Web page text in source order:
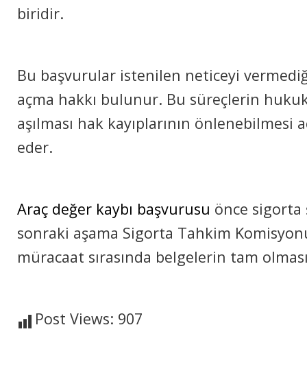
biridir.
Bu başvurular istenilen neticeyi
açma hakkı bulunur. Bu süreçlerin
aşılması hak kayıplarının önlenebilmesi
eder.
Araç değer kaybı başvurusu önce sigorta
sonraki aşama Sigorta Tahkim
müracaat sırasında belgelerin tam
Post Views: 907